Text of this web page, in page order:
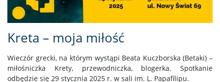
Kreta – moja miłość
Wieczór grecki, na którym wystąpi Beata Kuczborska (Betaki) –
miłośniczka Krety, przewodniczka, blogerka. Spotkanie
odbędzie się 29 stycznia 2025 r. w sali im. L. Papafilipu.